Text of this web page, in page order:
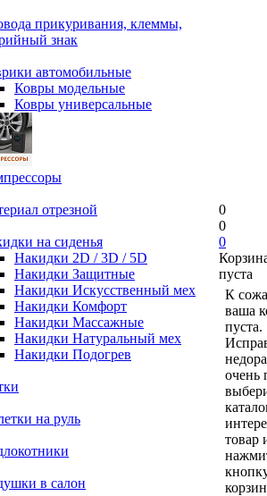
прикуривания, клеммы,
знак
автомобильные
Ковры модельные
Ковры универсальные
отрезной
на сиденья
Накидки 2D / 3D / 5D
Накидки Защитные
Накидки Искусственный мех
Накидки Комфорт
Накидки Массажные
Накидки Натуральный мех
Накидки Подогрев
на руль
в салон
0
0
0
пуста
К
ваша
пуста.
очень
товар